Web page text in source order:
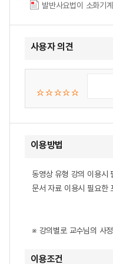
발반사요법이 소화기
사용자 의견
이용방법
동영상 유형 강의 이용시
문서 자료 이용시 필요한
※ 강의별로 교수님의 사
이용조건